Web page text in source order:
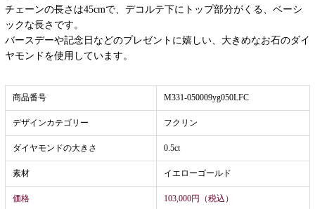
チェーンの長さは45cmで、デコルテ下にトップ部分がくる、ベーシ
ックな長さです。
バースデーや記念日などのプレゼントに嬉しい、大きめなお石のダイ
ヤモンドを使用しています。
商品番号 M331-050009yg050LFC
デザインカテゴリー フクリン
ダイヤモンドの大きさ 0.5ct
素材 イエローゴールド
価格 103,000円（税込）